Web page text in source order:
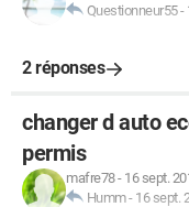
Questionneur55-
2 réponses
changer d auto
permis
mafre78- 16 sept.
Humm- 16 sept.